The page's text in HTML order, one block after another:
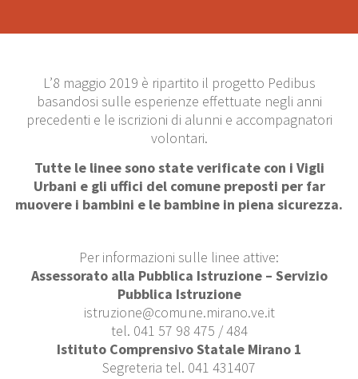
L’8 maggio 2019 è ripartito il progetto Pedibus
basandosi sulle esperienze effettuate negli anni
precedenti e le iscrizioni di alunni e accompagnatori
volontari.
Tutte le linee sono state verificate con i Vigli
Urbani e gli uffici del comune preposti per far
muovere i bambini e le bambine in piena sicurezza.
Per informazioni sulle linee attive:
Assessorato alla Pubblica Istruzione – Servizio
Pubblica Istruzione
istruzione@comune.mirano.ve.it
tel. 041 57 98 475 / 484
Istituto Comprensivo Statale Mirano 1
Segreteria tel. 041 431407